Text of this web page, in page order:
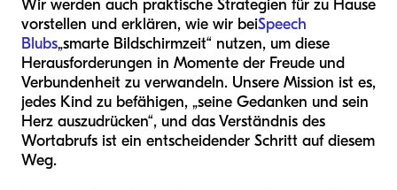
Wir werden auch praktische Strategien für zu Hause
vorstellen und erklären, wie wir beiSpeech
Blubs„smarte Bildschirmzeit“ nutzen, um diese
Herausforderungen in Momente der Freude und
Verbundenheit zu verwandeln. Unsere Mission ist es,
jedes Kind zu befähigen, „seine Gedanken und sein
Herz auszudrücken“, und das Verständnis des
Wortabrufs ist ein entscheidender Schritt auf diesem
Weg.